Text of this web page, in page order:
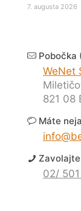
7. augusta 2026
Pobočka
WeNet
821 08
Máte
02/